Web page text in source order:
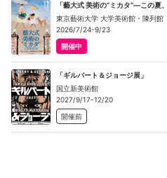
「藝大式 美術の“ミカタ”―この夏
東京藝術大学 大学美術館・陳列館
2026/7/24-9/23
開催中
「ギルバート＆ジョージ展」
国立新美術館
2027/9/17-12/20
開催前